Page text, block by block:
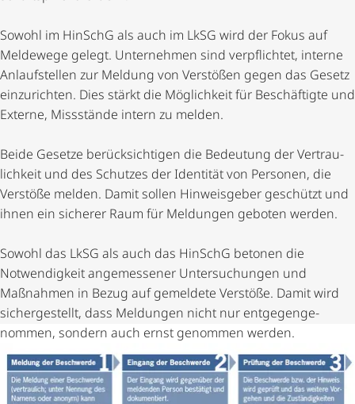
Sowohl im HinSchG als auch im LkSG wird der Fokus auf
Meldewege gelegt. Unternehmen sind verpflichtet, interne
Anlaufstellen zur Meldung von Verstößen gegen das Gesetz
einzurichten. Dies stärkt die Möglichkeit für Beschäftigte und
Externe, Missstände intern zu melden.
Beide Gesetze berück­sich­tigen die Bedeutung der Vertrau­
lich­keit und des Schutzes der Identität von Personen, die
Verstöße melden. Damit sollen Hinweisgeber geschützt und
ihnen ein sicherer Raum für Meldungen geboten werden.
Sowohl das LkSG als auch das HinSchG betonen die
Notwendigkeit angemessener Untersuchungen und
Maßnahmen in Bezug auf gemeldete Verstöße. Damit wird
sichergestellt, dass Meldungen nicht nur entge­gen­ge­
nommen, sondern auch ernst genommen werden.